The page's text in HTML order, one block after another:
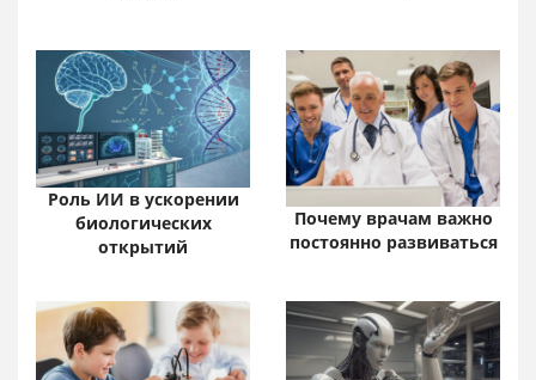
Роль ИИ в ускорении
биологических
открытий
Почему врачам важно
постоянно развиваться